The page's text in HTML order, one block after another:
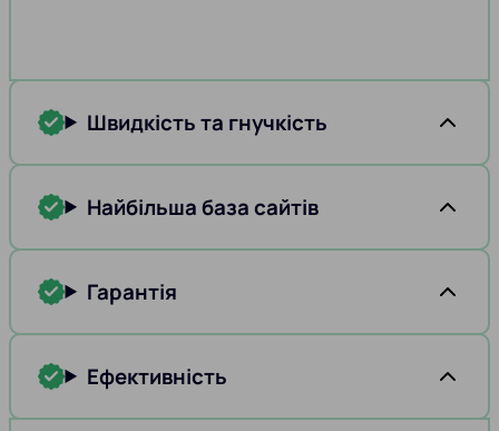
Швидкість та гнучкість
Найбільша база сайтів
Гарантія
Ефективність